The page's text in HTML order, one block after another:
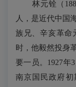
林元铨（
人，是近代中国
族兄、辛亥革命
时，他毅然投身
要一员。1927年
南京国民政府